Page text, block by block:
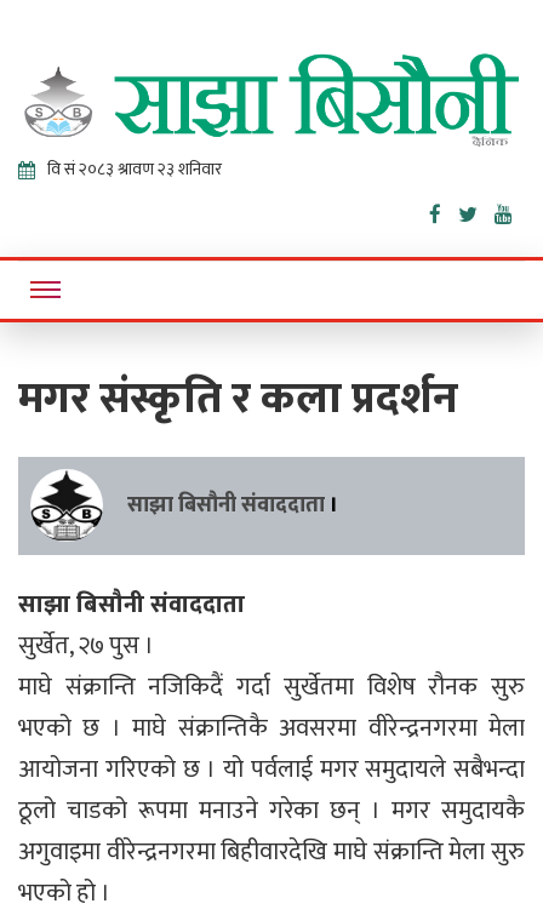
Sajha
Bisaunee
Online News Portal
मगर संस्कृति र कला प्रदर्शन
साझा बिसौनी संवाददाता ।
साझा बिसौनी संवाददाता
सुर्खेत, २७ पुस ।
माघे संक्रान्ति नजिकिदैं गर्दा सुर्खेतमा विशेष रौनक सुरु
भएको छ । माघे संक्रान्तिकै अवसरमा वीरेन्द्रनगरमा मेला
आयोजना गरिएको छ । यो पर्वलाई मगर समुदायले सबैभन्दा
ठूलो चाडको रूपमा मनाउने गरेका छन् । मगर समुदायकै
अगुवाइमा वीरेन्द्रनगरमा बिहीवारदेखि माघे संक्रान्ति मेला सुरु
भएको हो ।